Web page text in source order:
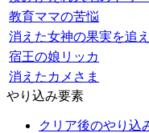
教育ママの苦悩
消えた女神の果実を追え
宿王の娘リッカ
消えたカメさま
やり込み要素
クリア後のやり込